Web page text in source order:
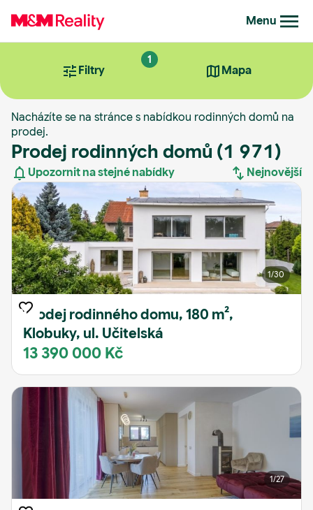
Menu
Filtry
1
Mapa
Nacházíte se na stránce s nabídkou rodinných domů na
prodej.
Prodej rodinných domů (1 971)
Upozornit na stejné nabídky Nejnovější
Nejnovější
Nejstarší
Nejdražší
Nejlevnější
1/30
Prodej rodinného domu, 180 m²,
Klobuky, ul. Učitelská
13 390 000 Kč
1/27